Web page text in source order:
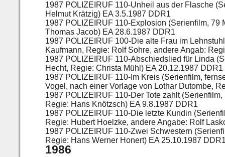
1987 POLIZEIRUF 110-Unheil aus der Flasche
Helmut Krätzig) EA 3.5.1987 DDR1
1987 POLIZEIRUF 110-Explosion (Serienfilm,
Thomas Jacob) EA 28.6.1987 DDR1
1987 POLIZEIRUF 100-Die alte Frau im
Kaufmann, Regie: Rolf Sohre, andere Angab:
1987 POLIZEIRUF 110-Abschiedslied für Linda
Hecht, Regie: Christa Mühl) EA 20.12.1987 DDR1
1987 POLIZEIRUF 110-Im Kreis (Serienfilm,
Vogel, nach einer Vorlage von Lothar Dutombe,
1987 POLIZEIRUF 110-Der Tote zahlt
Regie: Hans Knötzsch) EA 9.8.1987 DDR1
1987 POLIZEIRUF 110-Die letzte Kundin
Regie: Hubert Hoelzke, andere Angabe: Rolf
1987 POLIZEIRUF 110-Zwei Schwestern
Regie: Hans Werner Honert) EA 25.10.1987
1986